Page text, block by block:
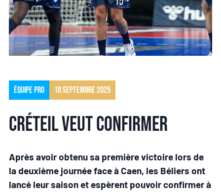
Équipe pro 18 septembre 2025
Créteil veut confirmer
Après avoir obtenu sa première victoire lors de
la deuxième journée face à Caen, les Béliers ont
lancé leur saison et espèrent pouvoir confirmer à